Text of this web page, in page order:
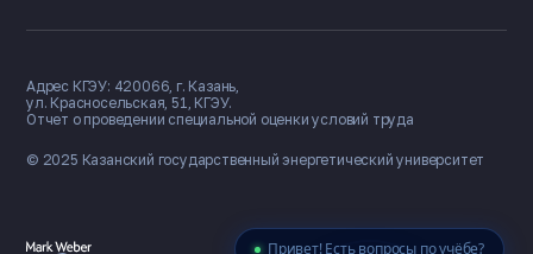
Привет! Есть вопросы по учёбе?
© 2025 Казанский государственный энергетический университет
Адрес КГЭУ: 420066, г. Казань,
ул. Красносельская, 51, КГЭУ.
Отчет о проведении специальной оценки условий труда